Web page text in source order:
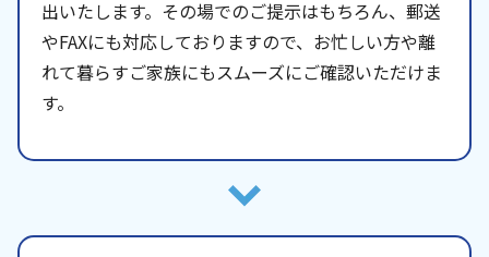
出いたします。その場でのご提示はもちろん、郵送
やFAXにも対応しておりますので、お忙しい方や離
れて暮らすご家族にもスムーズにご確認いただけま
す。